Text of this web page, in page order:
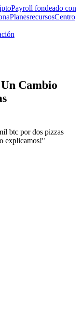
Payroll fondeado con
PlanesrecursosCentro
Cambio
btc por dos pizzas
explicamos!"